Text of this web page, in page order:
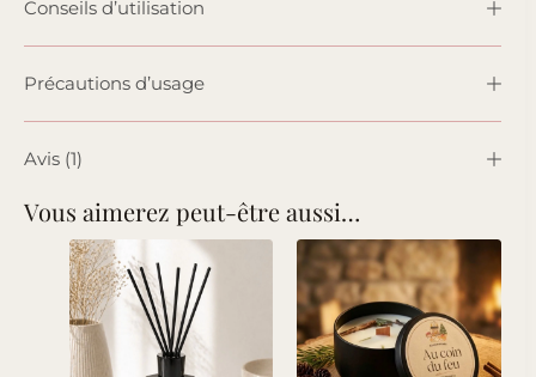
Conseils d’utilisation
Précautions d’usage
Avis (1)
Vous aimerez peut-être aussi…